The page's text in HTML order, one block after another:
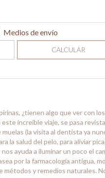
Medios de envío
CALCULAR
¿tienen algo que ver con
increíble viaje, se pasa
(la visita al dentista ya
la salud del pelo, para aliviar
ayuda a iluminar un poco el
por la farmacología antigua,
y remedios naturales.